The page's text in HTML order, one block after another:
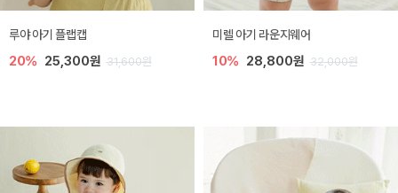
루야 아기 플랩캡
20% 25,300원 31,600원
미렐 아기 라운지웨어
10% 28,800원 32,000원